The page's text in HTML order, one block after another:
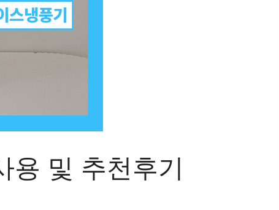
용 및 추천후기